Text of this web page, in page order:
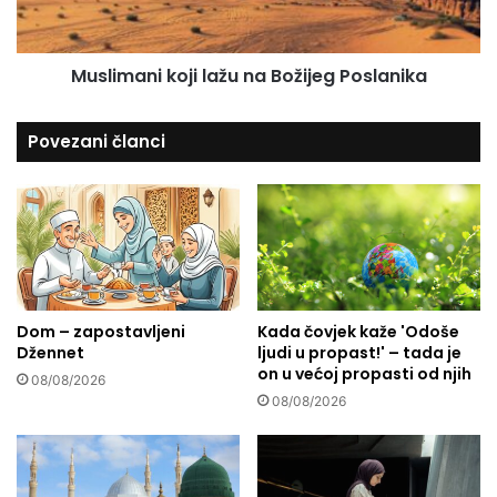
h
v
a
o
t
i
a
n
i
j
l
a
ž
u
n
a
B
o
ž
i
g
Muslimani koji lažu na Božijeg Poslanika
Povezani članci
Dom – zapostavljeni
Džennet
08/08/2026
Kada čovjek kaže 'Odoše
ljudi u propast!' – tada je
on u većoj propasti od njih
08/08/2026